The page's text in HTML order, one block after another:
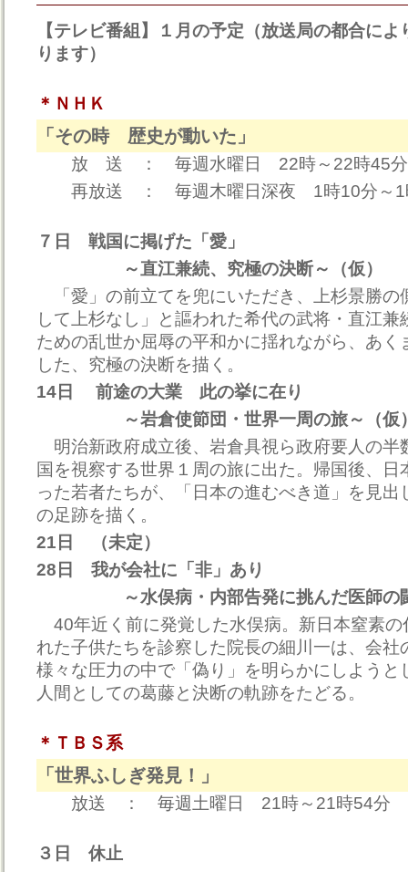
【テレビ番組】１月の予定（放送局の都合に
ります）
＊ＮＨＫ
「その時 歴史が動いた」
放 送 ： 毎週水曜日 22時～22時45分
再放送 ： 毎週木曜日深夜 1時10分～1
７日 戦国に掲げた「愛」
～直江兼続、究極の決断～（仮）
「愛」の前立てを兜にいただき、上杉景勝の
して上杉なし」と謳われた希代の武将・直江
ための乱世か屈辱の平和かに揺れながら、あく
した、究極の決断を描く。
14日 前途の大業 此の挙に在り
～岩倉使節団・世界一周の旅～（仮
明治新政府成立後、岩倉具視ら政府要人の半
国を視察する世界１周の旅に出た。帰国後、日
った若者たちが、「日本の進むべき道」を見出
の足跡を描く。
21日 （未定）
28日 我が会社に「非」あり
～水俣病・内部告発に挑んだ医師の闘
40年近く前に発覚した水俣病。新日本窒素の
れた子供たちを診察した院長の細川一は、会社
様々な圧力の中で「偽り」を明らかにしようと
人間としての葛藤と決断の軌跡をたどる。
＊ＴＢＳ系
「世界ふしぎ発見！」
放送 ： 毎週土曜日 21時～21時54分
３日 休止